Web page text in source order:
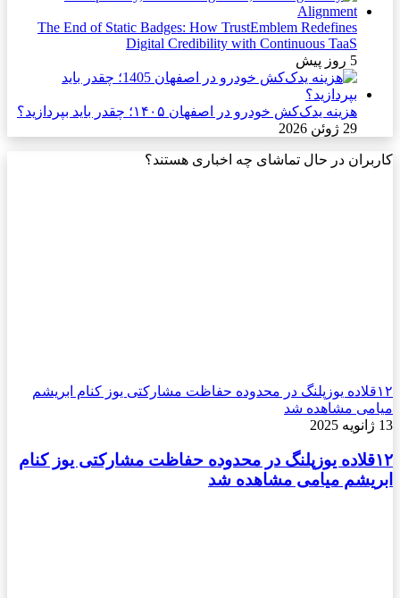
The End of Static Badges: How TrustEmblem Redefines
Digital Credibility with Continuous TaaS
5 روز پیش
هزینه یدک‌کش خودرو در اصفهان ۱۴۰۵؛ چقدر باید بپردازید؟
29 ژوئن 2026
کاربران در حال تماشای چه اخباری هستند؟
۱۲قلاده یوزپلنگ در محدوده حفاظت مشارکتی یوز کنام ابریشم
میامی مشاهده شد
13 ژانویه 2025
۱۲قلاده یوزپلنگ در محدوده حفاظت مشارکتی یوز کنام
ابریشم میامی مشاهده شد